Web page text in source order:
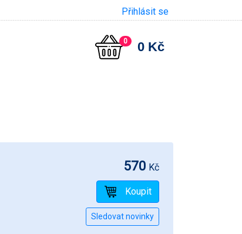
Přihlásit se
0 0 Kč
570 Kč